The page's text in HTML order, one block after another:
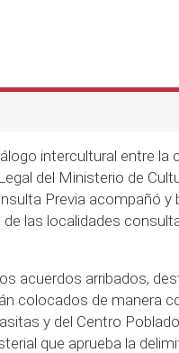
intercultural entre la
del Ministerio de
Previa acompañó y
las localidades
acuerdos arribados,
colocados de manera
y del Centro
que aprueba la